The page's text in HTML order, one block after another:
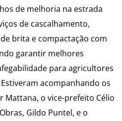
de melhoria na estrada
de cascalhamento,
brita e compactação com
garantir melhores
para agricultores
acompanhando os
Mattana, o vice-prefeito Célio
Gildo Puntel, e o